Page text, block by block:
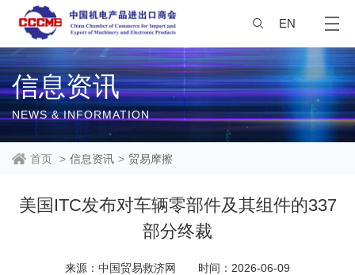
EN
信息资讯
NEWS & INFORMATION
首页 > 信息资讯 > 贸易摩擦
美国ITC发布对车辆零部件及其组件的337
部分终裁
来源：中国贸易救济网 时间：2026-06-09